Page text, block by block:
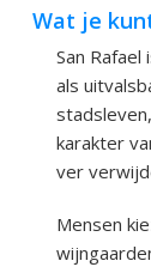
Wat je
San
als
karakter
ver
Mensen